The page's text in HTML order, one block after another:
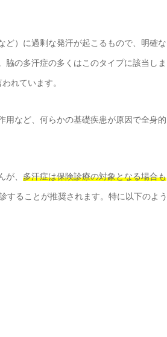
ど）に過剰な発汗が起こるもので、明確な
の多汗症の多くはこのタイプに該当しま
れています。
用など、何らかの基礎疾患が原因で全身的
、 多汗症は保険診療の対象となる場合も
することが推奨されます。特に以下のよう